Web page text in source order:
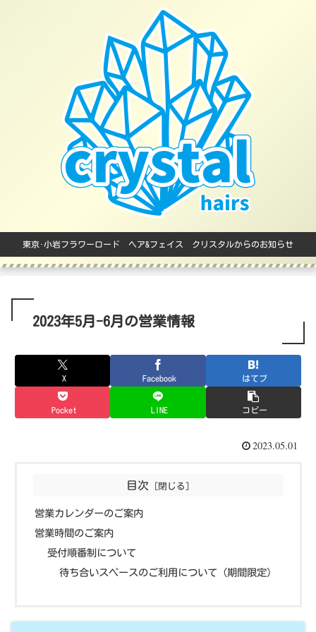
東京･小岩フラワーロード ヘア&フェイス クリスタルからのお知らせ
2023年5月-6月の営業情報
X Facebook はてブ
Pocket LINE コピー
2023.05.01
目次
営業カレンダーのご案内
営業時間のご案内
受付順番制について
待ち合いスペースのご利用について（期間限定）